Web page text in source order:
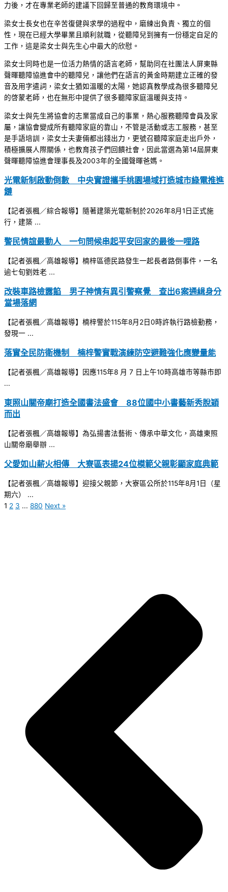
力後，才在專業老師的建議下回歸至普通的教育環境中。
梁女士長女也在辛苦復健與求學的過程中，磨練出負責、獨立的個
性，現在已經大學畢業且順利就職，從聽障兒到擁有一份穩定自足的
工作，這是梁女士與先生心中最大的欣慰。
梁女士同時也是一位活力熱情的語言老師，幫助同在社團法人屏東縣
聲暉聽障協進會中的聽障兒，讓他們在語言的黃金時期建立正確的發
音及用字遣詞，梁女士猶如溫暖的太陽，她認真教學成為很多聽障兒
的啓蒙老師，也在無形中提供了很多聽障家庭溫暖與支持。
梁女士與先生將協會的志業當成自己的事業，熱心服務聽障會員及家
屬，讓協會變成所有聽障家庭的靠山，不管是活動或志工服務，甚至
是手語培訓，梁女士夫妻倆都出錢出力，更號召聽障家庭走出戶外，
積極擴展人際關係，也教育孩子們回饋社會，因此當選為第14屆屏東
聲暉聽障協進會理事長及2003年的全國聲暉爸媽。
光電新制啟動倒數 中央實證攜手桃園場域打造城市綠電推進
鏈
【記者張楓／綜合報導】隨著建築光電新制於2026年8月1日正式施
行，建築 ...
警民情誼最動人 一句問候串起平安回家的最後一哩路
【記者張楓／高雄報導】楠梓區德民路發生一起長者路倒事件，一名
逾七旬劉姓老 ...
改裝車路檢露餡 男子神情有異引警察覺 查出6案通緝身分
當場落網
【記者張楓／高雄報導】楠梓警於115年8月2日0時許執行路檢勤務，
發現一 ...
落實全民防衛機制 楠梓警實戰演練防空避難強化應變量能
【記者張楓／高雄報導】因應115年8 月 7 日上午10時高雄市等縣市即
...
東照山關帝廟打造全國書法盛會 88位國中小書藝新秀脫穎
而出
【記者張楓／高雄報導】為弘揚書法藝術、傳承中華文化，高雄東照
山關帝廟舉辦 ...
父愛如山薪火相傳 大寮區表揚24位模範父親彰顯家庭典範
【記者張楓／高雄報導】迎接父親節，大寮區公所於115年8月1日（星
期六） ...
1 2 3 ... 880 Next »